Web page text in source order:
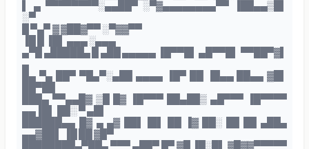
▌ ▄ ▀▀▀▀▀▀▀▀░▄▄██▀ ░▀▓▄▄▄▄▄▄▄▄▀▀ ▐██▄▄▒█▌
░▀
█ ▀▄▀ ▓ ▓██▓▀▀ ░▀▓▓▀▀
▐█ █ ▐█▌ ▄▄▄ ░▄▄▄
▄▀█ ▄█████▄ █ ▄██ ▄▄▄▄▄ ▐█▀▀█▌ ▄█▀▀█▌ ▀▀██▀▓▌
▄
█▄ ▀▄ ██▀ ▀█▄▀░▄██ ▄▄▄▄ ▐█▀ ██ ▐█▄▄ ██▄▄ ▓█▌
██▀██
███▄ ▀▀▄▄█▓ ▒█ █▓ ▐█▀▀▀ ██▄██▒ ▄█▀▀▀ ▐█▀▀▀▀
▄▄▐█▌ ██░ ▀ ▄█▌
██████▄▄ █▓ ▄ ▄▓ ██▌▐█▌ ██ ▐▓ ██░ ██ ██ ▄██▄
▄▄▓██▌ ▐█ ██ ▓█▀
████████▄▀██▄ ▀▀▀ ▄██▀ █▀ ▓█ ▐█░█▌ ▓█▓▓▀▀▀▀▀